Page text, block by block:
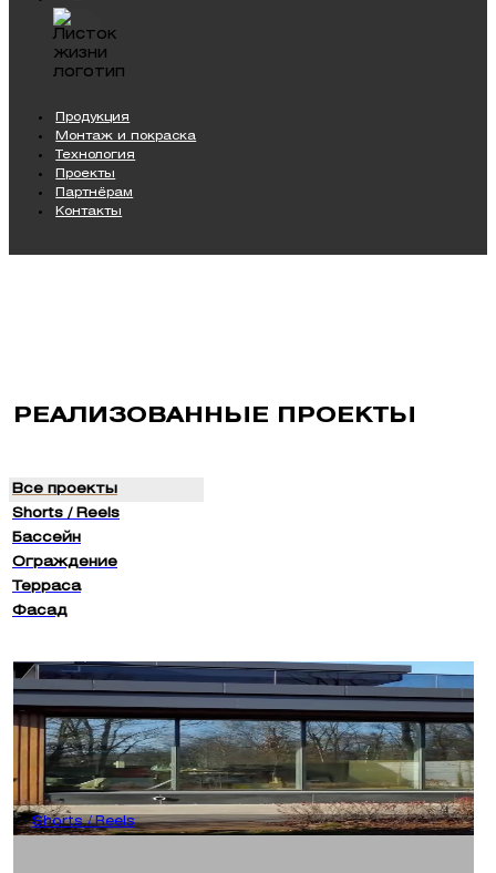
Продукция
Монтаж и покраска
Технология
Проекты
Партнёрам
Контакты
РЕАЛИЗОВАННЫЕ ПРОЕКТЫ
Все проекты
Shorts / Reels
Бассейн
Ограждение
Терраса
Фасад
Shorts / Reels